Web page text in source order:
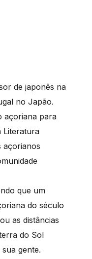
de japonês na
no Japão.
açoriana para
Literatura
açorianos
que um
do século
as distâncias
do Sol
gente.